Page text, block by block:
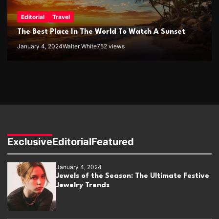
Editorial Travel
The Best Place In The World To Watch A Sunset
January 4, 2024Walter White752 views
ExclusiveEditorialFeatured
January 4, 2024
Jewels of the Season: The Ultimate Festive
Jewelry Trends